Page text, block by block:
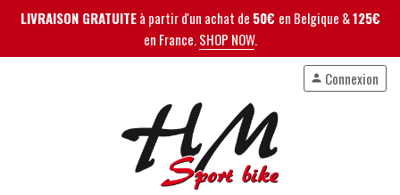
LIVRAISON GRATUITEà partir d'un achat de 50€ en Belgique &125€
en France.SHOP NOW.
person Connexion